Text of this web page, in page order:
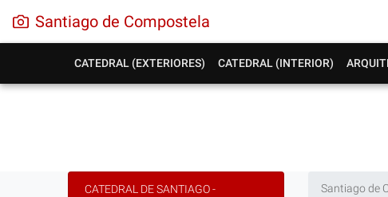
Santiago de Compostela
CATEDRAL (EXTERIORES) CATEDRAL (INTERIOR)
Santiago de
CATEDRAL DE SANTIAGO -